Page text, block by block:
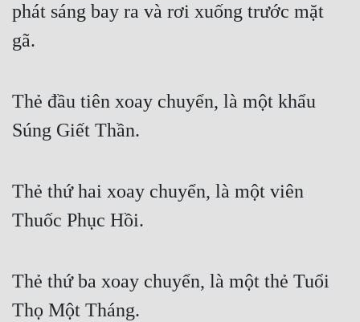
phát sáng bay ra và rơi xuống trước mặt
gã.
Thẻ đầu tiên xoay chuyển, là một khẩu
Súng Giết Thần.
Thẻ thứ hai xoay chuyển, là một viên
Thuốc Phục Hồi.
Thẻ thứ ba xoay chuyển, là một thẻ Tuổi
Thọ Một Tháng.